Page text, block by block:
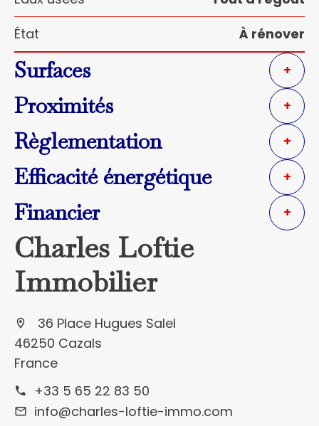
État
À rénover
Surfaces +
Proximités +
Règlementation +
Efficacité énergétique +
Financier +
Charles Loftie
Immobilier
36 Place Hugues Salel
46250 Cazals
France
+33 5 65 22 83 50
info@charles-loftie-immo.com